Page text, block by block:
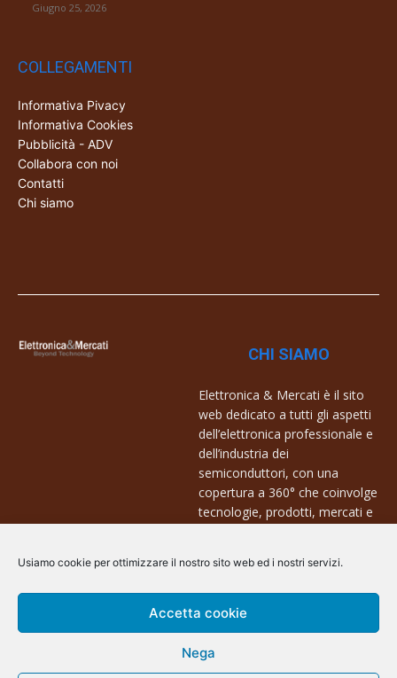
Usiamo cookie per ottimizzare il nostro sito web ed i nostri servizi.
Accetta cookie
Nega
Giugno 25, 2026
COLLEGAMENTI
Informativa Pivacy
Informativa Cookies
Pubblicità - ADV
Collabora con noi
Contatti
Chi siamo
CHI SIAMO
Elettronica & Mercati è il sito
web dedicato a tutti gli aspetti
dell’elettronica professionale e
dell’industria dei
semiconduttori, con una
copertura a 360° che coinvolge
tecnologie, prodotti, mercati e
Contatti:
info@arscommunication.it